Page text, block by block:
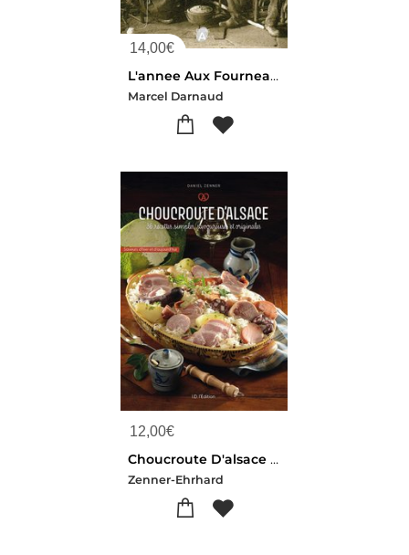
14,00€
L'annee Aux Fourneaux
Marcel Darnaud
12,00€
Choucroute D'alsace - 36 Recettes Simples, Savoureuses Et Originales
Zenner-Ehrhard